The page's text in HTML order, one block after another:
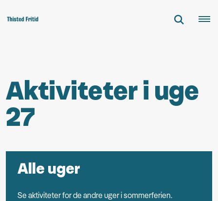
Aktiviteter i uge
27
Alle uger
Se aktiviteter for de andre uger i sommerferien.